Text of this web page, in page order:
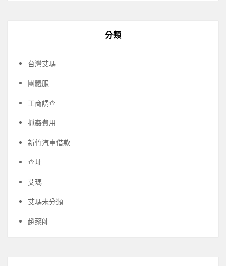
分類
台灣艾瑪
團體服
工商調查
抓姦費用
新竹汽車借款
查址
艾瑪
艾瑪未分類
趙藥師